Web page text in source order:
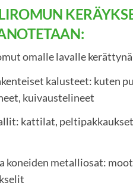
omalle lavalle kerättynä
kalusteet: kuten
kuivaustelineet
kattilat,
koneiden metalliosat: